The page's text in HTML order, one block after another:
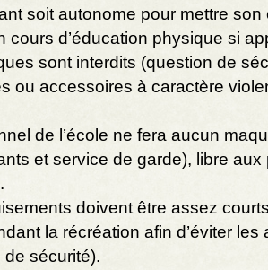
soit autonome pour mettre
cours d’éducation physique si
sont interdits (question de
ou accessoires à caractère
de l’école ne fera aucun
et service de garde), libre aux
doivent être assez
la récréation afin d’éviter les
de sécurité).